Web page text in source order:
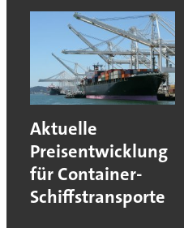
Aktuelle
Preisentwicklung
für Container-
Schiffstransporte